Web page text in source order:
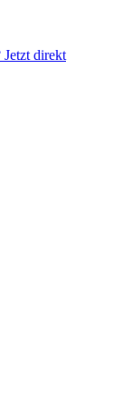
Jetzt direkt